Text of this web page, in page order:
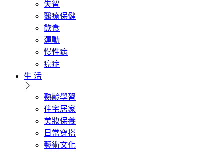
失智
醫療保健
飲食
運動
慢性病
癌症
生 活
熟齡學習
住宅居家
美妝保養
日常穿搭
藝術文化